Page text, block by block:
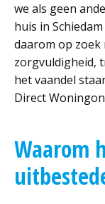
we als geen
huis in
daarom op
zorgvuldigheid,
het vaandel
Direct
Waarom